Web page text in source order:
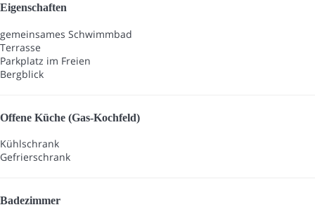
Eigenschaften
gemeinsames Schwimmbad
Terrasse
Parkplatz im Freien
Bergblick
Offene Küche (Gas-Kochfeld)
Kühlschrank
Gefrierschrank
Badezimmer